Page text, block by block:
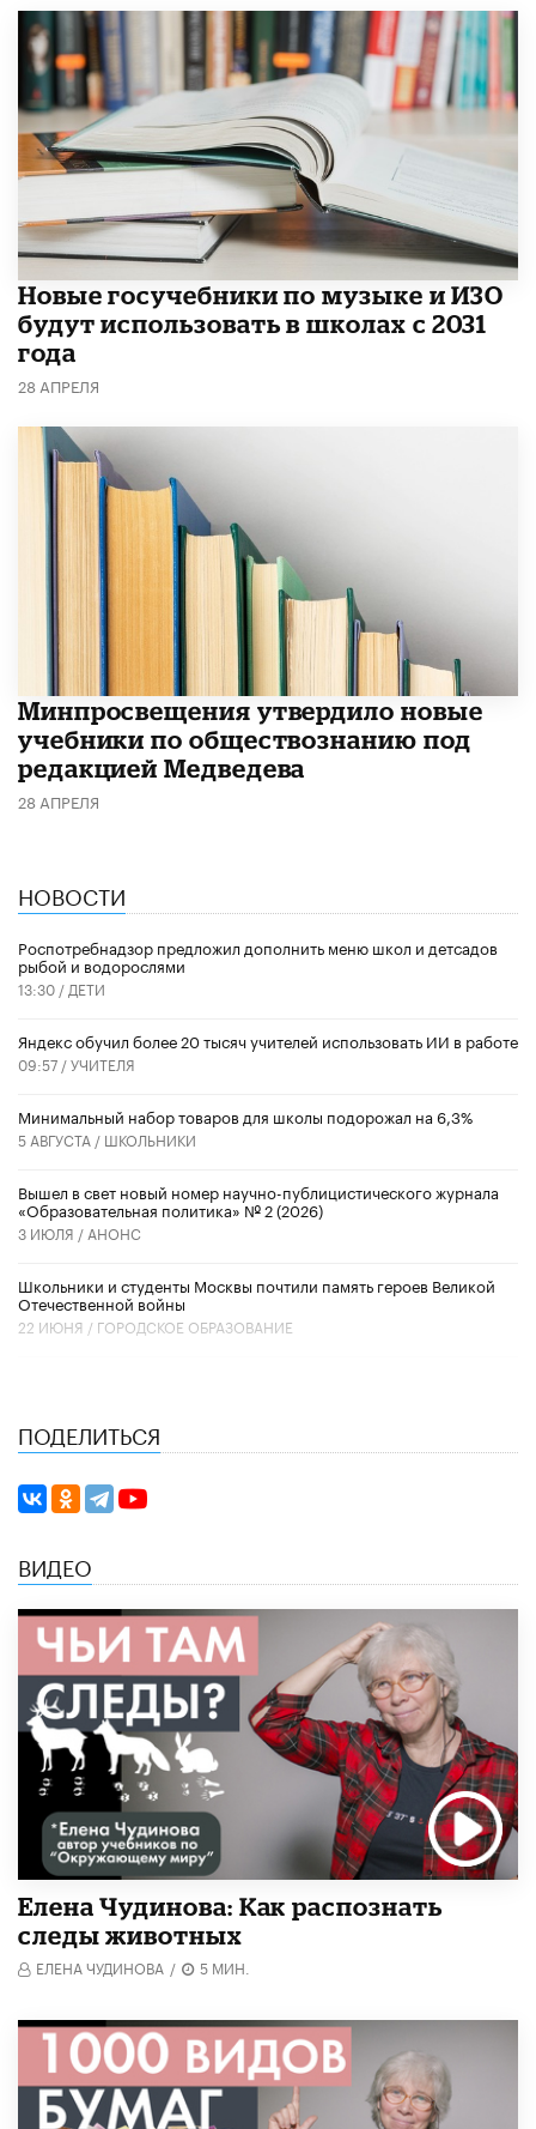
Новые госучебники по музыке и ИЗО
будут использовать в школах с 2031
года
28 АПРЕЛЯ
Минпросвещения утвердило новые
учебники по обществознанию под
редакцией Медведева
28 АПРЕЛЯ
НОВОСТИ
Роспотребнадзор предложил дополнить меню школ и детсадов
рыбой и водорослями
13:30 / ДЕТИ
​Яндекс обучил более 20 тысяч учителей использовать ИИ в работе
09:57 /УЧИТЕЛЯ
Минимальный набор товаров для школы подорожал на 6,3%
5 АВГУСТА / ШКОЛЬНИКИ
Вышел в свет новый номер научно-публицистического журнала
«Образовательная политика» № 2 (2026)
3 ИЮЛЯ / АНОНС
Школьники и студенты Москвы почтили память героев Великой
Отечественной войны
22 ИЮНЯ / ГОРОДСКОЕ ОБРАЗОВАНИЕ
ПОДЕЛИТЬСЯ
ВИДЕО
Елена Чудинова: Как распознать
следы животных
ЕЛЕНА ЧУДИНОВА / 5 МИН.